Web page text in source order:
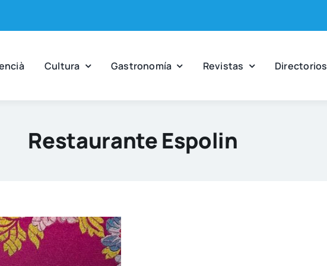
Cul­tu­ra Gas­tro­no­mía Revis­tas Direc­to­rios
Restaurante Espolin